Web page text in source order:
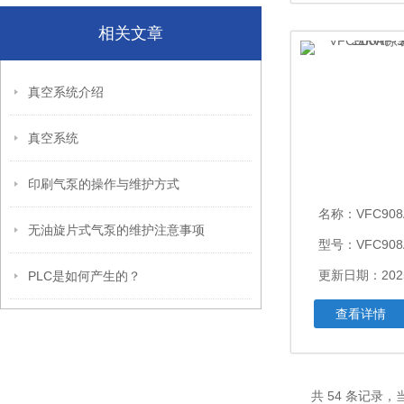
相关文章
真空系统介绍
真空系统
印刷气泵的操作与维护方式
无油旋片式气泵的维护注意事项
PLC是如何产生的？
名称： VFC908AF-S富士
型号：
更新日期：
查看详情
共 54 条记录，